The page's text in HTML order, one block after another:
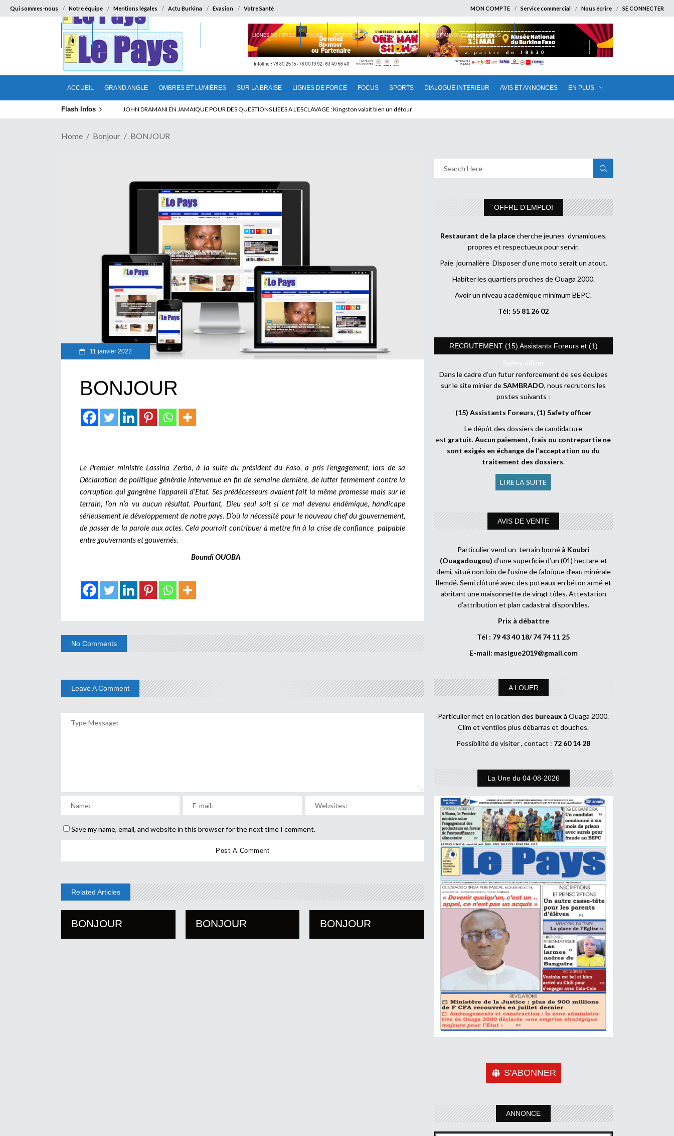
Qui sommes-nous Notre équipe Mentions légales Actu Burkina Evasion Votre Santé MON COMPTE Service commercial Nous écrire SE CONNECTER
ACCUEIL GRAND ANGLE OMBRES ET LUMIÈRES SUR LA BRAISE LIGNES DE FORCE FOCUS SPORTS DIALOGUE INTERIEUR AVIS ET ANNONCES EN PLUS
ACCUEIL GRAND ANGLE OMBRES ET LUMIÈRES LIGNES DE FORCE FOCUS SPORTS DIALOGUE INTERIEUR AVIS ET ANNONCES EN PLUS
Flash Infos ELECTION DE TALON A LA TETE DU SENAT BENINOIS : Quand Patrice quitte le pouvoir sans partir !
Home Bonjour BONJOUR
11 janvier 2022
BONJOUR
Le Premier ministre Lassina Zerbo, à la suite du président du Faso, a pris l’engagement, lors de sa
Déclaration de politique générale intervenue en fin de semaine dernière, de lutter fermement contre la
corruption qui gangrène l’appareil d’Etat. Ses prédécesseurs avaient fait la même promesse mais sur le
terrain, l’on n’a vu aucun résultat. Pourtant, Dieu seul sait si ce mal devenu endémique, handicape
sérieusement le développement de notre pays. D’où la nécessité pour le nouveau chef du gouvernement,
de passer de la parole aux actes. Cela pourrait contribuer à mettre fin à la crise de confiance palpable
entre gouvernants et gouvernés.
Boundi OUOBA
No Comments
Leave A Comment
Save my name, email, and website in this browser for the next time I comment.
Related Articles
BONJOUR BONJOUR BONJOUR
OFFRE D’EMPLOI
Restaurant de la placecherche jeunes dynamiques,
propres et respectueux pour servir.
Paie journalière Disposer d’une moto serait un atout.
Habiter les quartiers proches de Ouaga 2000.
Avoir un niveau académique minimum BEPC.
Tél: 55 81 26 02
RECRUTEMENT (15) Assistants Foreurs et (1)
Safety officer
Dans le cadre d’un futur renforcement de ses équipes
sur le site minier deSAMBRADO, nous recrutons les
postes suivants :
(15) Assistants Foreurs, (1) Safety officer
Le dépôt des dossiers de candidature
est gratuit.Aucun paiement, frais ou contrepartie ne
sont exigés en échange de l’acceptation ou du
traitement des dossiers.
LIRE LA SUITE
AVIS DE VENTE
Particulier vend un terrain borné à Koubri
(Ouagadougou) d’une superficie d’un (01) hectare et
demi, situé non loin de l’usine de fabrique d’eau minérale
Ilemdé. Semi clôturé avec des poteaux en béton armé et
abritant une maisonnette de vingt tôles. Attestation
d’attribution et plan cadastral disponibles.
Prix à débattre
Tél : 79 43 40 18/ 74 74 11 25
E-mail: masigue2019@gmail.com
A LOUER
Particulier met en location des bureaux à Ouaga 2000.
Clim et ventilos plus débarras et douches.
Possibilité de visiter , contact : 72 60 14 28
La Une du 04-08-2026
S'ABONNER
ANNONCE